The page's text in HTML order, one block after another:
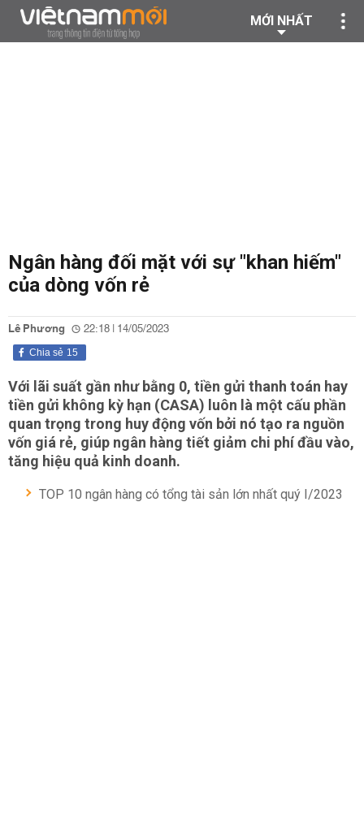
MỚI NHẤT
Ngân hàng đối mặt với sự "khan hiếm"
của dòng vốn rẻ
Lê Phương 22:18 | 14/05/2023
15
Chia sẻ
Với lãi suất gần như bằng 0, tiền gửi thanh toán hay
tiền gửi không kỳ hạn (CASA) luôn là một cấu phần
quan trọng trong huy động vốn bởi nó tạo ra nguồn
vốn giá rẻ, giúp ngân hàng tiết giảm chi phí đầu vào,
tăng hiệu quả kinh doanh.
TOP 10 ngân hàng có tổng tài sản lớn nhất quý I/2023